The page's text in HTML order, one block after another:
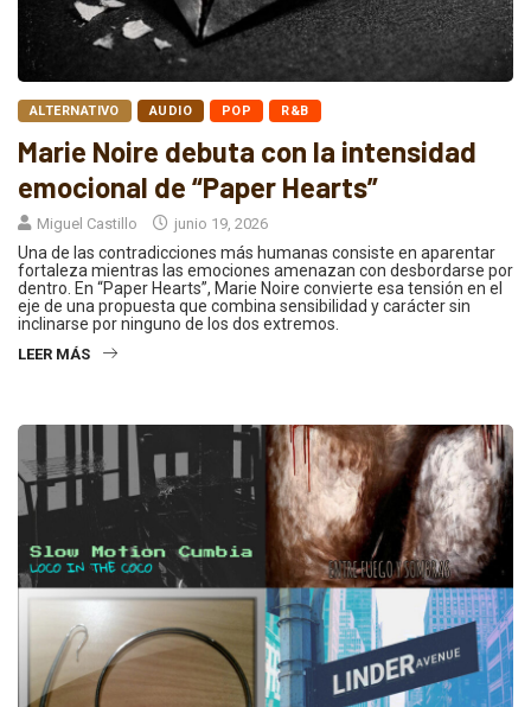
ALTERNATIVO AUDIO POP R&B
Marie Noire debuta con la intensidad
emocional de “Paper Hearts”
Miguel Castillo junio 19, 2026
Una de las contradicciones más humanas consiste en aparentar
fortaleza mientras las emociones amenazan con desbordarse por
dentro. En “Paper Hearts”, Marie Noire convierte esa tensión en el
eje de una propuesta que combina sensibilidad y carácter sin
inclinarse por ninguno de los dos extremos.
LEER MÁS